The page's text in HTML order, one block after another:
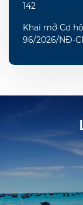
142
Khai mở Cơ
96/2026/NĐ-